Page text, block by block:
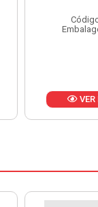
VER